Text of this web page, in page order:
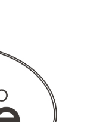
す。
衣:アーバンシ
/S